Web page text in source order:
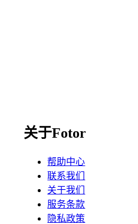
关于Fotor
帮助中心
联系我们
关于我们
服务条款
隐私政策